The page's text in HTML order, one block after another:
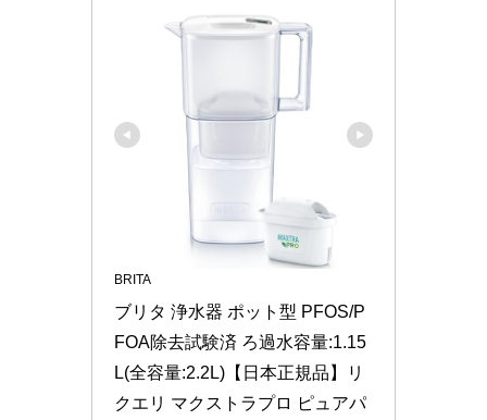
BRITA
ブリタ 浄水器 ポット型 PFOS/P
FOA除去試験済 ろ過水容量:1.15
L(全容量:2.2L)【日本正規品】リ
クエリ マクストラプロ ピュアパ